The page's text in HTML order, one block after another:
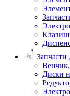
Запчасти
Венчик,
Диски